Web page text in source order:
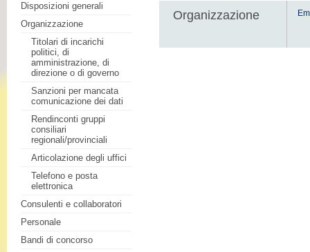
Disposizioni generali
Organizzazione
Titolari di incarichi
politici, di
amministrazione, di
direzione o di governo
Sanzioni per mancata
comunicazione dei dati
Rendinconti gruppi
consiliari
regionali/provinciali
Articolazione degli uffici
Telefono e posta
elettronica
Consulenti e collaboratori
Personale
Bandi di concorso
Organizzazione